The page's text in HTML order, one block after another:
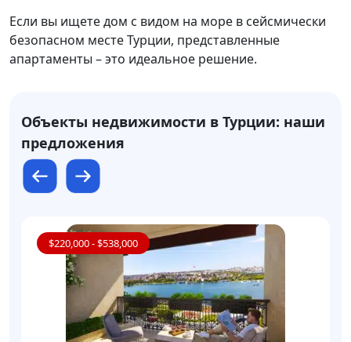
Если вы ищете дом с видом на море в сейсмически
безопасном месте Турции, представленные
апартаменты – это идеальное решение.
Объекты недвижимости в Турции: наши
предложения
$220,000 - $538,000